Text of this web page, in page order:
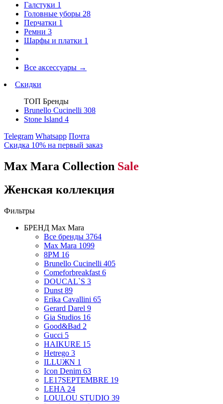
Галстуки 1
Головные уборы 28
Перчатки 1
Ремни 3
Шарфы и платки 1
Все аксессуары →
Скидки
ТОП Бренды
Brunello Cucinelli 308
Stone Island 4
Telegram Whatsapp Почта
Скидка 10% на первый заказ
Max Mara Collection Sale
Женская коллекция
Фильтры
БРЕНД Max Mara
Все бренды 3764
Max Mara 1099
8PM 16
Brunello Cucinelli 405
Comeforbreakfast 6
DOUCAL`S 3
Dunst 89
Erika Cavallini 65
Gerard Darel 9
Gia Studios 16
Good&Bad 2
Gucci 5
HAIKURE 15
Hetrego 3
ILLUЖN 1
Icon Denim 63
LE17SEPTEMBRE 19
LEHA 24
LOULOU STUDIO 39